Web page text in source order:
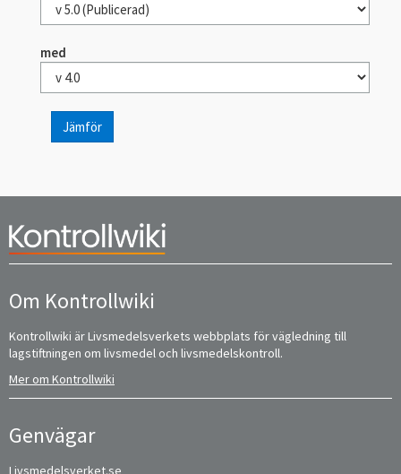
med
Jämför
Om Kontrollwiki
Kontrollwiki är Livsmedelsverkets webbplats för vägledning till
lagstiftningen om livsmedel och livsmedelskontroll.
Mer om Kontrollwiki
Genvägar
Livsmedelsverket.se